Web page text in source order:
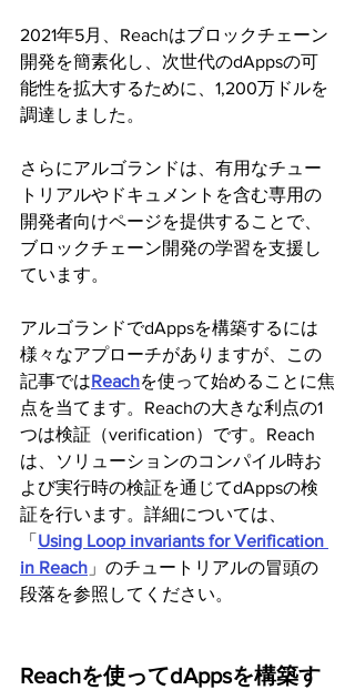
2021年5月、Reachはブロックチェーン
開発を簡素化し、次世代のdAppsの可
能性を拡大するために、1,200万ドルを
調達しました。
さらにアルゴランドは、有用なチュー
トリアルやドキュメントを含む専用の
開発者向けページを提供することで、
ブロックチェーン開発の学習を支援し
ています。
アルゴランドでdAppsを構築するには
様々なアプローチがありますが、この
記事ではReachを使って始めることに焦
点を当てます。Reachの大きな利点の1
つは検証（verification）です。Reach
は、ソリューションのコンパイル時お
よび実行時の検証を通じてdAppsの検
証を行います。詳細については、
「 Using Loop invariants for Verification
in Reach 」のチュートリアルの冒頭の
段落を参照してください。
Reachを使ってdAppsを構築す